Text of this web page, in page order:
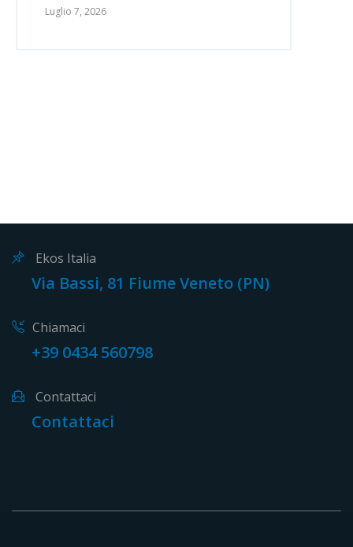
Luglio 7, 2026
Ekos Italia
Via Bassi, 81 Fiume Veneto (PN)
Chiamaci
+39 0434 560798
Contattaci
Contattaci